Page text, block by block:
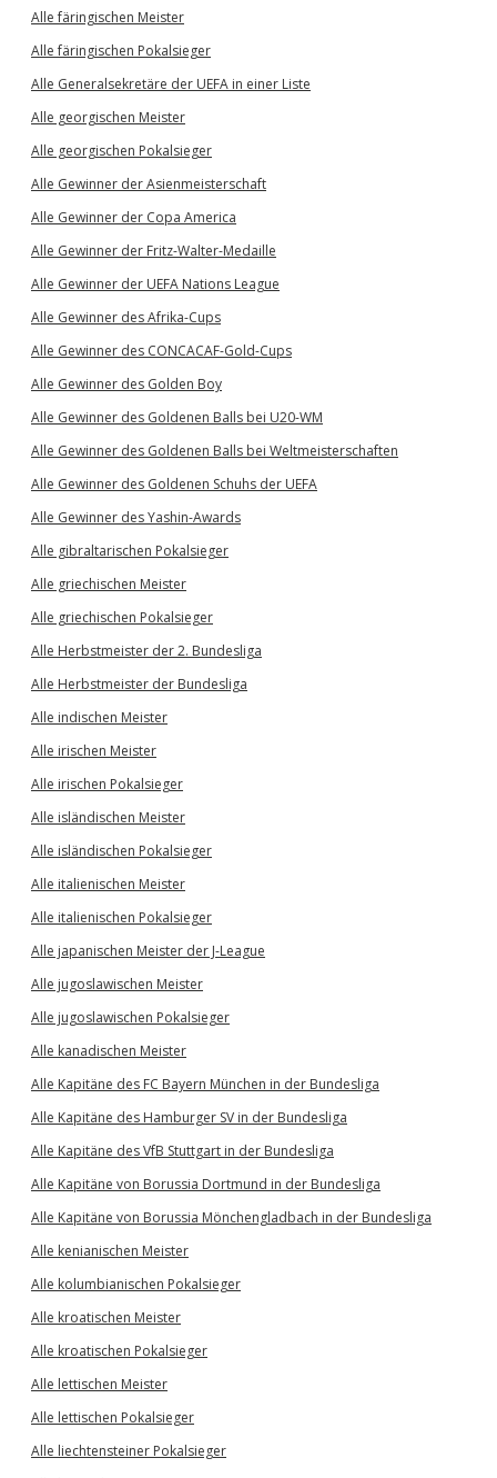
Alle färingischen Meister
Alle färingischen Pokalsieger
Alle Generalsekretäre der UEFA in einer Liste
Alle georgischen Meister
Alle georgischen Pokalsieger
Alle Gewinner der Asienmeisterschaft
Alle Gewinner der Copa America
Alle Gewinner der Fritz-Walter-Medaille
Alle Gewinner der UEFA Nations League
Alle Gewinner des Afrika-Cups
Alle Gewinner des CONCACAF-Gold-Cups
Alle Gewinner des Golden Boy
Alle Gewinner des Goldenen Balls bei U20-WM
Alle Gewinner des Goldenen Balls bei Weltmeisterschaften
Alle Gewinner des Goldenen Schuhs der UEFA
Alle Gewinner des Yashin-Awards
Alle gibraltarischen Pokalsieger
Alle griechischen Meister
Alle griechischen Pokalsieger
Alle Herbstmeister der 2. Bundesliga
Alle Herbstmeister der Bundesliga
Alle indischen Meister
Alle irischen Meister
Alle irischen Pokalsieger
Alle isländischen Meister
Alle isländischen Pokalsieger
Alle italienischen Meister
Alle italienischen Pokalsieger
Alle japanischen Meister der J-League
Alle jugoslawischen Meister
Alle jugoslawischen Pokalsieger
Alle kanadischen Meister
Alle Kapitäne des FC Bayern München in der Bundesliga
Alle Kapitäne des Hamburger SV in der Bundesliga
Alle Kapitäne des VfB Stuttgart in der Bundesliga
Alle Kapitäne von Borussia Dortmund in der Bundesliga
Alle Kapitäne von Borussia Mönchengladbach in der Bundesliga
Alle kenianischen Meister
Alle kolumbianischen Pokalsieger
Alle kroatischen Meister
Alle kroatischen Pokalsieger
Alle lettischen Meister
Alle lettischen Pokalsieger
Alle liechtensteiner Pokalsieger